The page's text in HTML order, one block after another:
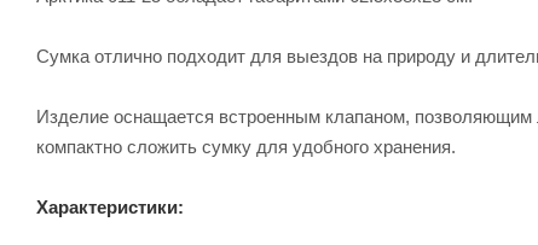
Сумка отлично подходит для выездов на природу и
Изделие оснащается встроенным клапаном, позволяющим
компактно сложить сумку для удобного хранения.
Характеристики: